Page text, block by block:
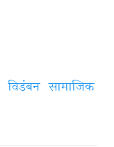
सामाजिक
विडंबन